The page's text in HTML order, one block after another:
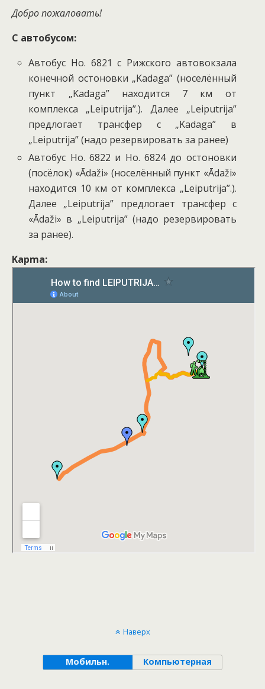
Добро пожаловать!
С автобусом:
Автобус Но. 6821с Рижского автовокзала
конечной остоновки „Kadaga” (носелённый
пункт „Kadaga” находится 7 км от
комплекса „Leiputrija”.). Далее „Leiputrija”
предлогает трансфер с „Kadaga” в
„Leiputrija” (надо резервировать за ранее)
Автобус Но. 6822 и Но. 6824до остоновки
(посёлок) «Ādaži» (носелённый пункт «Ādaži»
находится 10 км от комплекса „Leiputrija”.).
Далее „Leiputrija” предлогает трансфер с
«Ādaži» в „Leiputrija” (надо резервировать
за ранее).
Kapma:
Наверх
Мобильн. Компьютерная